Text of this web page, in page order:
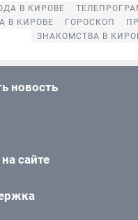
В КИРОВЕ
В КИРОВЕ
ГОРОСКОП
ЗНАКОМСТВА В
новость
сайте